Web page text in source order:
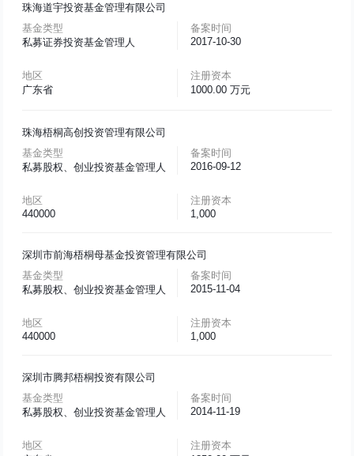
珠海道宇投资基金管理有限公司
基金类型
私募证券投资基金管理人
备案时间
2017-10-30
地区
广东省
注册资本
1000.00 万元
珠海梧桐高创投资管理有限公司
基金类型
私募股权、创业投资基金管理人
备案时间
2016-09-12
地区
440000
注册资本
1,000
深圳市前海梧桐母基金投资管理有限公司
基金类型
私募股权、创业投资基金管理人
备案时间
2015-11-04
地区
440000
注册资本
1,000
深圳市腾邦梧桐投资有限公司
基金类型
私募股权、创业投资基金管理人
备案时间
2014-11-19
地区
注册资本